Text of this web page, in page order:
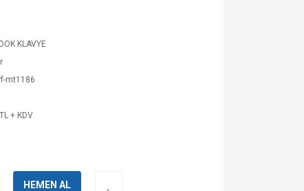
KLAVYE
mt1186
+ KDV
HEMEN AL